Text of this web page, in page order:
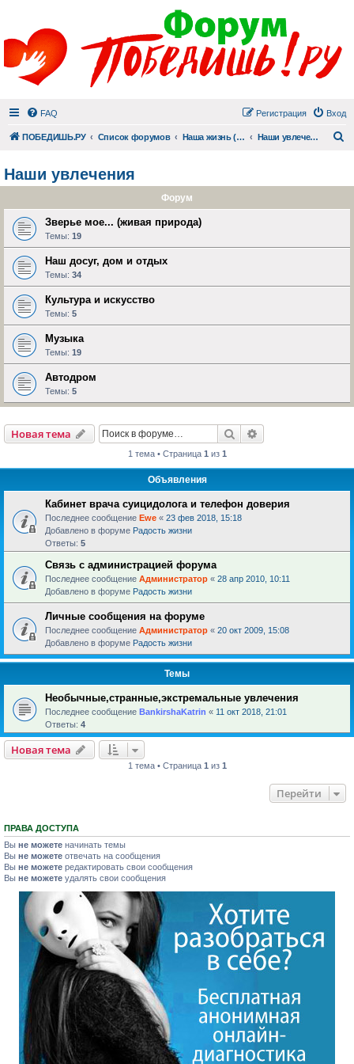
FAQ Вход
Регистрация
ПОБЕДИШЬ.РУ Список форумов Наша жизнь (не всё же о суициде!) Наши увлечения
Наши увлечения
Форум
Зверье мое... (живая природа)
Темы: 19
Наш досуг, дом и отдых
Темы: 34
Культура и искусство
Темы: 5
Музыка
Темы: 19
Автодром
Темы: 5
Новая тема Поиск
1 тема • Страница 1 из 1
Объявления
Кабинет врача суицидолога и телефон доверия
Последнее сообщение Ewe « 23 фев 2018, 15:18
Добавлено в форуме Радость жизни
Ответы: 5
Связь с администрацией форума
Последнее сообщение Администратор « 28 апр 2010, 10:11
Добавлено в форуме Радость жизни
Личные сообщения на форуме
Последнее сообщение Администратор « 20 окт 2009, 15:08
Добавлено в форуме Радость жизни
Темы
Необычные,странные,экстремальные увлечения
Последнее сообщение BankirshaKatrin « 11 окт 2018, 21:01
Ответы: 4
Новая тема
1 тема • Страница 1 из 1
Перейти
ПРАВА ДОСТУПА
Вы не можете начинать темы
Вы не можете отвечать на сообщения
Вы не можете редактировать свои сообщения
Вы не можете удалять свои сообщения